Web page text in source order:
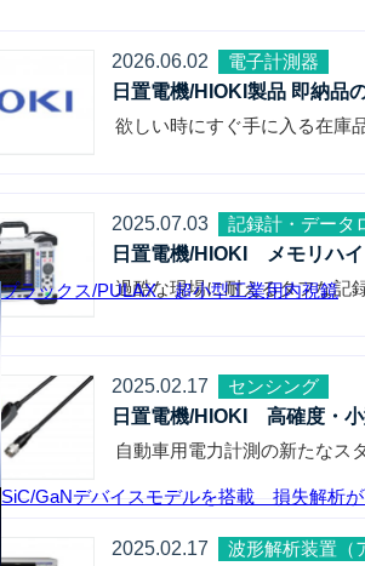
プラックス/PULAX 超小型工業用内視鏡
SiC/GaNデバイスモデルを搭載 損失解析
2026.06.02
電子計測器
日置電機/HIOKI製品 即納品
欲しい時にすぐ手に入る在庫
2025.07.03
記録計・データ
日置電機/HIOKI メモリハ
過酷な現場に耐えるタフな記
2025.02.17
センシング
日置電機/HIOKI 高確度・
自動車用電力計測の新たなス
2025.02.17
波形解析装置（